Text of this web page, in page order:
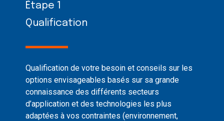
Étape 1
Qualification
Qualification de votre besoin et conseils sur les
options envisageables basés sur sa grande
connaissance des différents secteurs
d’application et des technologies les plus
adaptées à vos contraintes (environnement,